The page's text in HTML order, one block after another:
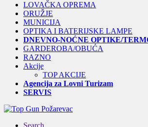
LOVAČKA OPREMA
ORUŽJE
MUNICIJA
OPTIKA I BATERIJSKE LAMPE
DNEVNO-NOĆNE OPTIKE/
GARDEROBA/OBUĆA
RAZNO
Akcije
TOP AKCIJE
Agencija za Lovni Turizam
SERVIS
Search